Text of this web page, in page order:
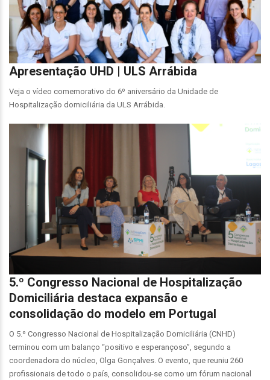
Apresentação UHD | ULS Arrábida
Veja o vídeo comemorativo do 6º aniversário da Unidade de
Hospitalização domiciliária da ULS Arrábida.
5.º Congresso Nacional de Hospitalização
Domiciliária destaca expansão e
consolidação do modelo em Portugal
O 5.º Congresso Nacional de Hospitalização Domiciliária (CNHD)
terminou com um balanço “positivo e esperançoso”, segundo a
coordenadora do núcleo, Olga Gonçalves. O evento, que reuniu 260
profissionais de todo o país, consolidou-se como um fórum nacional